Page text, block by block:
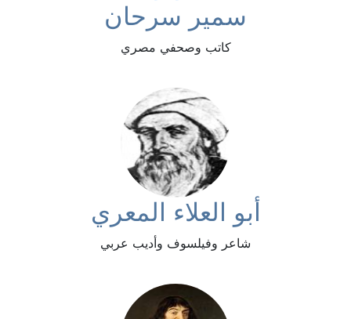
سمير سرحان
كاتب وصحفي مصري
أبو العلاء المعري
شاعر وفيلسوف وأديب عربي